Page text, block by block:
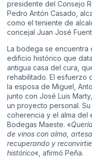
presidente del Consejo
Pedro Antón Casado,
como el teniente de
concejal Juan José
La bodega se
edificio histórico que
antigua casa del cura,
rehabilitado. El esfuerzo
la esposa de Miguel,
junto con José Luis
un proyecto personal.
coherencia y el alma del
Bodegas Maeste. «
de vinos con alma,
recuperando y
histórico«, afirmó Peña.